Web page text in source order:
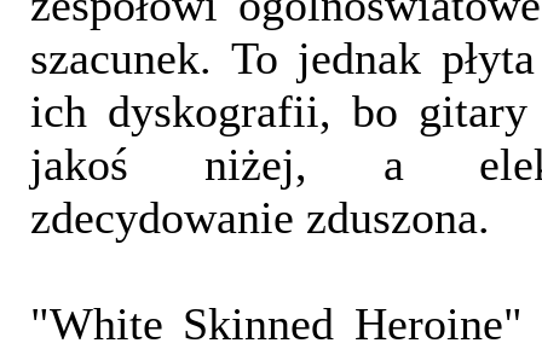
szacunek. To jednak
ich dyskografii, bo gitary
jakoś niżej, a
zdecydowanie zduszona.
"White Skinned